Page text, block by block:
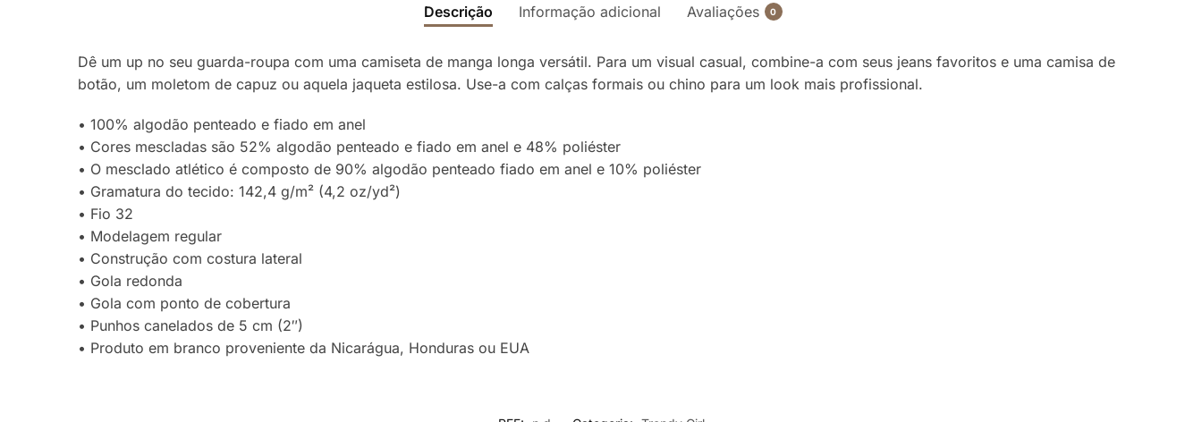
Descrição Informação adicional Avaliações 0
Dê um up no seu guarda-roupa com uma camiseta de manga longa versátil. Para um visual casual, combine-a com seus jeans favoritos e uma camisa de
botão, um moletom de capuz ou aquela jaqueta estilosa. Use-a com calças formais ou chino para um look mais profissional.
• 100% algodão penteado e fiado em anel
• Cores mescladas são 52% algodão penteado e fiado em anel e 48% poliéster
• O mesclado atlético é composto de 90% algodão penteado fiado em anel e 10% poliéster
• Gramatura do tecido: 142,4 g/m² (4,2 oz/yd²)
• Fio 32
• Modelagem regular
• Construção com costura lateral
• Gola redonda
• Gola com ponto de cobertura
• Punhos canelados de 5 cm (2″)
• Produto em branco proveniente da Nicarágua, Honduras ou EUA